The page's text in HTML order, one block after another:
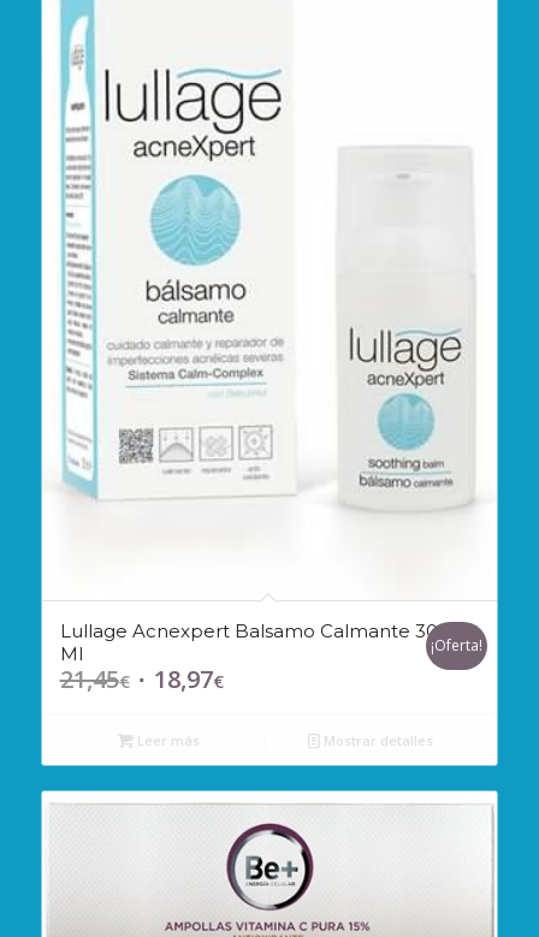
Lullage Acnexpert Balsamo Calmante 30
Ml
21,45€ El
original
era:
21,45€.
18,97€El
es:
18,97€.
¡Oferta!
Leer más Mostrar detalles